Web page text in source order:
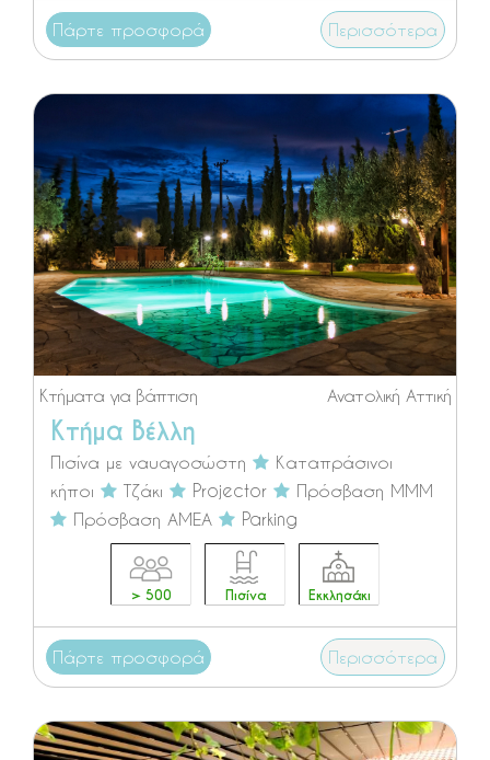
Πάρτε προσφορά Περισσότερα
Ανατολική Αττική
Κτήματα για βάπτιση
Κτήμα Βέλλη
Πισίνα με ναυαγοσώστη
Καταπράσινοι
κήποι
Τζάκι Projector
Πρόσβαση ΜΜΜ
Πρόσβαση ΑΜΕΑ
Parking
> 500 Πισίνα Εκκλησάκι
Πάρτε προσφορά Περισσότερα